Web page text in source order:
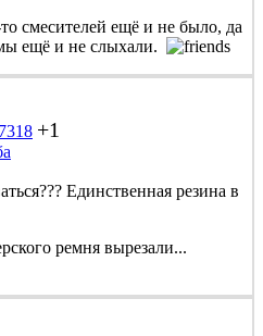
смесителей ещё и не было, да
ещё и не слыхали.
+1
Единственная резина в
ремня вырезали...